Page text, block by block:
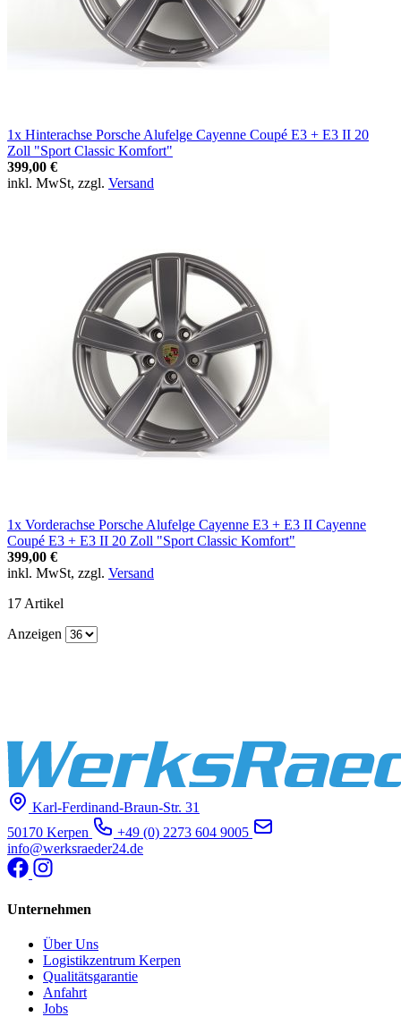
1x Hinterachse Porsche Alufelge Cayenne Coupé E3 + E3 II 20
Zoll "Sport Classic Komfort"
399,00 €
inkl. MwSt, zzgl. Versand
1x Vorderachse Porsche Alufelge Cayenne E3 + E3 II Cayenne
Coupé E3 + E3 II 20 Zoll "Sport Classic Komfort"
399,00 €
inkl. MwSt, zzgl. Versand
17 Artikel
Anzeigen
Karl-Ferdinand-Braun-Str. 31
50170 Kerpen
+49 (0) 2273 604 9005
info@werksraeder24.de
Unternehmen
Über Uns
Logistikzentrum Kerpen
Qualitätsgarantie
Anfahrt
Jobs